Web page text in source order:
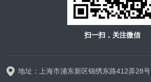
扫一扫，关注微信
地址：上海市浦东新区锦绣东路412弄28号